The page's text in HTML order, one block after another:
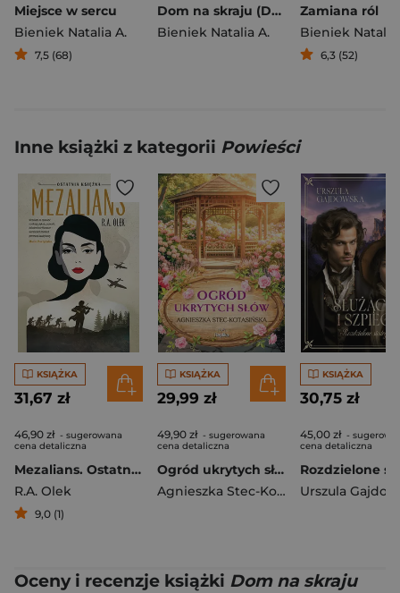
Miejsce w sercu
Bieniek Natalia A.
7,5 (68)
Dom na skraju (Duże Litery)
Bieniek Natalia A.
Zamiana ról
Bieniek Natalia
6,3 (52)
Inne książki z kategorii Powieści
KSIĄŻKA
31,67 zł
46,90 zł - sugerowana
cena detaliczna
Mezalians. Ostatnia księżna. Tom 1
R.A. Olek
9,0 (1)
KSIĄŻKA
29,99 zł
49,90 zł - sugerowana
cena detaliczna
Ogród ukrytych słów
Agnieszka Stec-Kotasińska
KSIĄŻKA
30,75 zł
45,00 zł -
cena detaliczna
Urszula
Oceny i recenzje książki Dom na skraju